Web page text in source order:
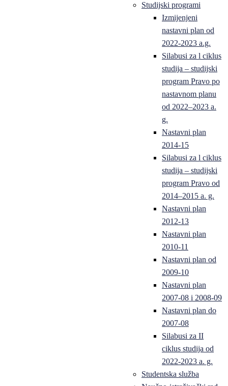
Studijski programi
Izmijenjeni
nastavni plan od
2022-2023 a.g.
Silabusi za l ciklus
studija – studijski
program Pravo po
nastavnom planu
od 2022–2023 a.
g.
Nastavni plan
2014-15
Silabusi za l ciklus
studija – studijski
program Pravo od
2014–2015 a. g.
Nastavni plan
2012-13
Nastavni plan
2010-11
Nastavni plan od
2009-10
Nastavni plan
2007-08 i 2008-09
Nastavni plan do
2007-08
Silabusi za II
ciklus studija od
2022-2023 a. g.
Studentska služba